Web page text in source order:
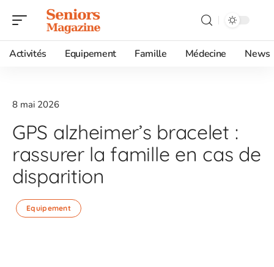
Activités Equipement Famille Médecine News
8 mai 2026
GPS alzheimer’s bracelet :
rassurer la famille en cas de
disparition
Equipement